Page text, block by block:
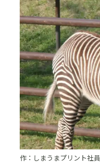
作：しまうまプリント社員